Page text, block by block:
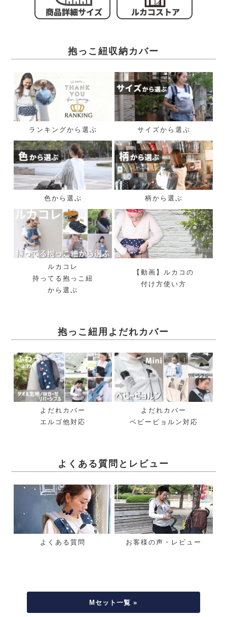
抱っこ紐収納カバー
ランキングから選ぶ サイズから選ぶ
色から選ぶ 柄から選ぶ
ルカコレ
持ってる抱っこ紐
から選ぶ
【動画】ルカコの
付け方使い方
抱っこ紐用よだれカバー
よだれカバー
エルゴ他対応
よだれカバー
ベビービョルン対応
よくある質問とレビュー
よくある質問 お客様の声・レビュー
Mセット一覧 »